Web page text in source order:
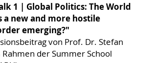
1 | Global Politics: The World
a new and more hostile
emerging?"
von Prof. Dr. Stefan
der Summer School